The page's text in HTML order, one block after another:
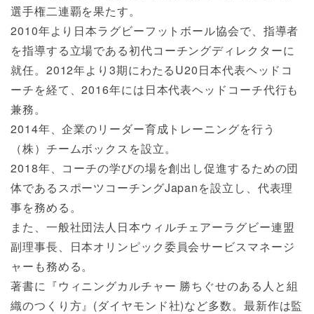
選手権二連覇を果たす。
2010年より日本ラグビーフットボール協会で、指導者
を指導する立場である初代コーチングディレクターに
就任。2012年より3期にわたるU20日本代表ヘッドコ
ーチを経て、2016年には日本代表ヘッドコーチ代行も
兼務。
2014年、企業のリーダー育成トレーニングを行う
（株）チームボックスを設立。
2018年、コーチの学びの場を創出し促進するための団
体であるスポーツコーチングJapanを設立し、代表理
事を務める。
また、一般社団法人日本ウィルチェアーラグビー連盟
副理事長、日本オリンピック委員会サービスマネージ
ャーも務める。
著書に『ウィニングカルチャー 勝ちぐせのある人と組
織のつくり方』(ダイヤモンド社)など多数。最新作は監